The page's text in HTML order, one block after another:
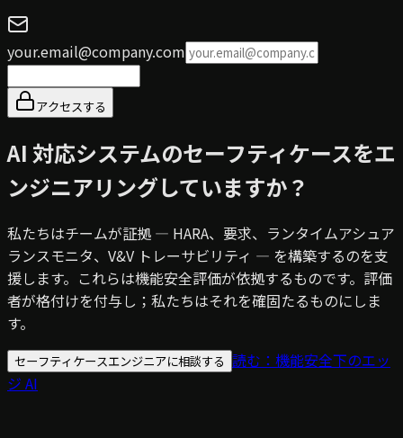
your.email@company.com
アクセスする
AI 対応システムのセーフティケースをエ
ンジニアリングしていますか？
私たちはチームが証拠 — HARA、要求、ランタイムアシュア
ランスモニタ、V&V トレーサビリティ — を構築するのを支
援します。これらは機能安全評価が依拠するものです。評価
者が格付けを付与し；私たちはそれを確固たるものにしま
す。
セーフティケースエンジニアに相談する 読む：機能安全下のエッ
ジ AI